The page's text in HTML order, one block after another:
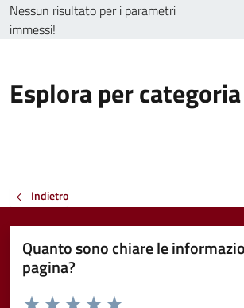
Nessun risultato per i parametri
immessi!
Esplora per categoria
Indietro
Quanto sono chiare le
pagina?
Valuta da 1 a 5 stelle la pagina